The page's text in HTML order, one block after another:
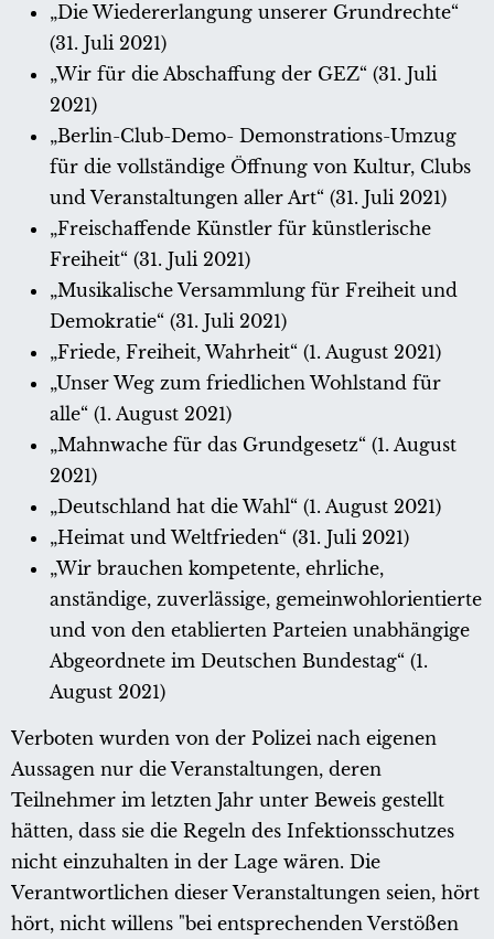
„Die Wiedererlangung unserer Grundrechte“
(31. Juli 2021)
„Wir für die Abschaffung der GEZ“ (31. Juli
2021)
„Berlin-Club-Demo- Demonstrations-Umzug
für die vollständige Öffnung von Kultur, Clubs
und Veranstaltungen aller Art“ (31. Juli 2021)
„Freischaffende Künstler für künstlerische
Freiheit“ (31. Juli 2021)
„Musikalische Versammlung für Freiheit und
Demokratie“ (31. Juli 2021)
„Friede, Freiheit, Wahrheit“ (1. August 2021)
„Unser Weg zum friedlichen Wohlstand für
alle“ (1. August 2021)
„Mahnwache für das Grundgesetz“ (1. August
2021)
„Deutschland hat die Wahl“ (1. August 2021)
„Heimat und Weltfrieden“ (31. Juli 2021)
„Wir brauchen kompetente, ehrliche,
anständige, zuverlässige, gemeinwohlorientierte
und von den etablierten Parteien unabhängige
Abgeordnete im Deutschen Bundestag“ (1.
August 2021)
Verboten wurden von der Polizei nach eigenen
Aussagen nur die Veranstaltungen, deren
Teilnehmer im letzten Jahr unter Beweis gestellt
hätten, dass sie die Regeln des Infektionsschutzes
nicht einzuhalten in der Lage wären. Die
Verantwortlichen dieser Veranstaltungen seien, hört
hört, nicht willens "bei entsprechenden Verstößen